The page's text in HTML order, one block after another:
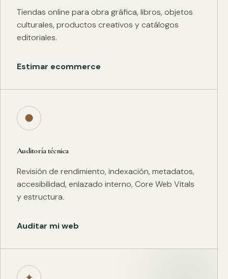
Tiendas online para obra gráfica, libros, objetos
culturales, productos creativos y catálogos
editoriales.
Estimar ecommerce
●
Auditoría técnica
Revisión de rendimiento, indexación, metadatos,
accesibilidad, enlazado interno, Core Web Vitals
y estructura.
Auditar mi web